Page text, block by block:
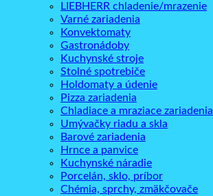
LIEBHERR chladenie/mrazenie
Varné zariadenia
Konvektomaty
Gastronádoby
Kuchynské stroje
Stolné spotrebiče
Holdomaty a údenie
Pizza zariadenia
Chladiace a mraziace zariadenia
Umývačky riadu a skla
Barové zariadenia
Hrnce a panvice
Kuchynské náradie
Porcelán, sklo, príbor
Chémia, sprchy, zmäkčovače